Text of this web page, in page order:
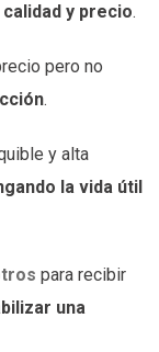
y precio.
pero no
.
y alta
la vida útil
para recibir
una